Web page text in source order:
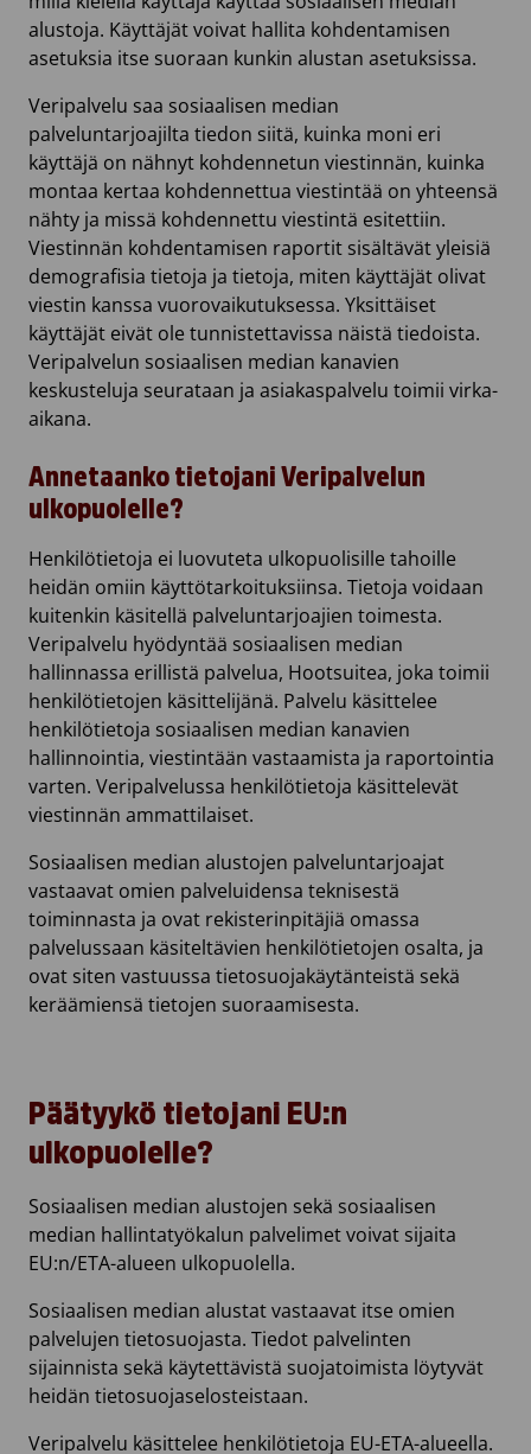
alustoja. Käyttäjät voivat hallita kohdentamisen
asetuksia itse suoraan kunkin alustan asetuksissa.
Veripalvelu saa sosiaalisen median
palveluntarjoajilta tiedon siitä, kuinka moni eri
käyttäjä on nähnyt kohdennetun viestinnän, kuinka
montaa kertaa kohdennettua viestintää on yhteensä
nähty ja missä kohdennettu viestintä esitettiin.
Viestinnän kohdentamisen raportit sisältävät yleisiä
demografisia tietoja ja tietoja, miten käyttäjät olivat
viestin kanssa vuorovaikutuksessa. Yksittäiset
käyttäjät eivät ole tunnistettavissa näistä tiedoista.
Veripalvelun sosiaalisen median kanavien
keskusteluja seurataan ja asiakaspalvelu toimii virka-
aikana.
Annetaanko tietojani Veripalvelun
ulkopuolelle?
Henkilötietoja ei luovuteta ulkopuolisille tahoille
heidän omiin käyttötarkoituksiinsa. Tietoja voidaan
kuitenkin käsitellä palveluntarjoajien toimesta.
Veripalvelu hyödyntää sosiaalisen median
hallinnassa erillistä palvelua, Hootsuitea, joka toimii
henkilötietojen käsittelijänä. Palvelu käsittelee
henkilötietoja sosiaalisen median kanavien
hallinnointia, viestintään vastaamista ja raportointia
varten. Veripalvelussa henkilötietoja käsittelevät
viestinnän ammattilaiset.
Sosiaalisen median alustojen palveluntarjoajat
vastaavat omien palveluidensa teknisestä
toiminnasta ja ovat rekisterinpitäjiä omassa
palvelussaan käsiteltävien henkilötietojen osalta, ja
ovat siten vastuussa tietosuojakäytänteistä sekä
keräämiensä tietojen suoraamisesta.
Päätyykö tietojani EU:n
ulkopuolelle?
Sosiaalisen median alustojen sekä sosiaalisen
median hallintatyökalun palvelimet voivat sijaita
EU:n/ETA-alueen ulkopuolella.
Sosiaalisen median alustat vastaavat itse omien
palvelujen tietosuojasta. Tiedot palvelinten
sijainnista sekä käytettävistä suojatoimista löytyvät
heidän tietosuojaselosteistaan.
Veripalvelu käsittelee henkilötietoja EU-ETA-alueella.